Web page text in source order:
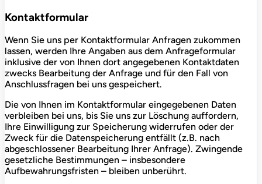
Kontaktformular
Wenn Sie uns per Kontaktformular Anfragen zukommen
lassen, werden Ihre Angaben aus dem Anfrageformular
inklusive der von Ihnen dort angegebenen Kontaktdaten
zwecks Bearbeitung der Anfrage und für den Fall von
Anschlussfragen bei uns gespeichert.
Die von Ihnen im Kontaktformular eingegebenen Daten
verbleiben bei uns, bis Sie uns zur Löschung auffordern,
Ihre Einwilligung zur Speicherung widerrufen oder der
Zweck für die Datenspeicherung entfällt (z.B. nach
abgeschlossener Bearbeitung Ihrer Anfrage). Zwingende
gesetzliche Bestimmungen – insbesondere
Aufbewahrungsfristen – bleiben unberührt.